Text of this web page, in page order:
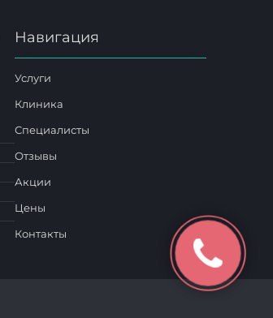
Навигация
Услуги
Клиника
Специалисты
Отзывы
Акции
Цены
Контакты